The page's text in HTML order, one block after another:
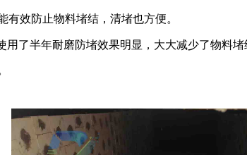
有效防止物料堵结，清堵也方便。
用了半年耐磨防堵效果明显，大大减少了物料